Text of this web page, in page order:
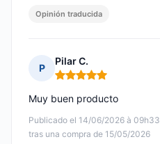
Opinión traducida
P
Pilar C.
Nota: 5 de 5
Publicado el 14/06/2026 à 09h33
tras una compra de 15/05/2026
Muy buen producto